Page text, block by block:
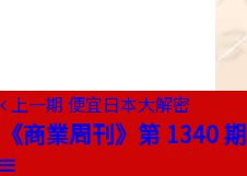
上一期 便宜日本大解密
《商業周刊》第 1340 期